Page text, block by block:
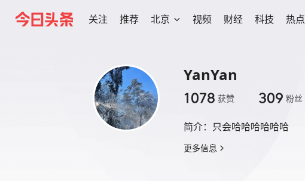
关注 推荐 北京 视频 财经 科技 热点
YanYan
1078 获赞 309 粉丝
简介： 只会哈哈哈哈哈哈
更多信息